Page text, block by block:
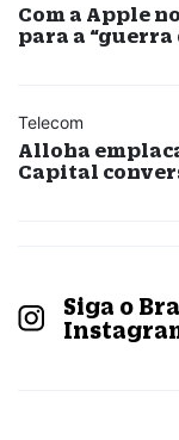
Com a Apple
para a
Telecom
Alloha
Capital
Siga o